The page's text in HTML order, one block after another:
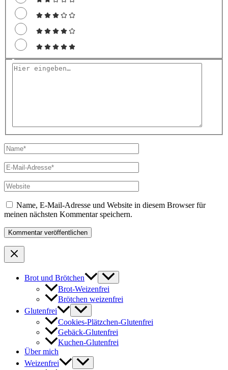
Hier
Name*
E-
Mail-
Adresse*
Website
Name, E-Mail-Adresse und Website in diesem Browser für
meinen nächsten Kommentar speichern.
Brot und Brötchen
Brot-Weizenfrei
Brötchen weizenfrei
Glutenfrei
Cookies-Plätzchen-Glutenfrei
Gebäck-Glutenfrei
Kuchen-Glutenfrei
Über mich
Weizenfrei